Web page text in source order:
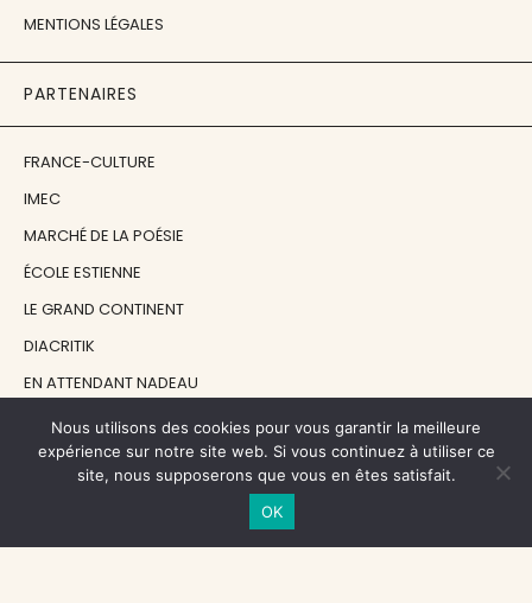
MENTIONS LÉGALES
PARTENAIRES
FRANCE-CULTURE
IMEC
MARCHÉ DE LA POÉSIE
ÉCOLE ESTIENNE
LE GRAND CONTINENT
DIACRITIK
EN ATTENDANT NADEAU
NOS SOUTIENS
Nous utilisons des cookies pour vous garantir la meilleure
expérience sur notre site web. Si vous continuez à utiliser ce
site, nous supposerons que vous en êtes satisfait.
OK